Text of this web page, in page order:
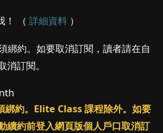
！ （ 詳細資料 ）
綁約。如要取消訂閱，讀者請在自
訂閱。
綁約。Elite Class 課程除外。如要
續約前登入網頁版個人戶口取消訂